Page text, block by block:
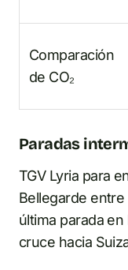
Comparación
de CO₂
Paradas
TGV Lyria para
Bellegarde entre
última parada
cruce hacia